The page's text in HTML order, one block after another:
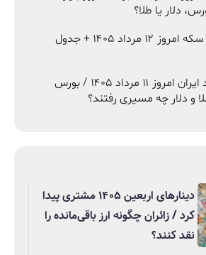
دلار یا طلا؟
قیمت طلا و سکه امروز ۱۲ مرداد ۱۴۰۵ + جدول
نبض اقتصاد ایران امروز ۱۱ مرداد ۱۴۰۵ / بورس
طلا و دلار چه مسیری رفتند؟
دینارهای اربعین ۱۴۰۵ مشتری پیدا
کرد / زائران چگونه ارز باقی‌مانده را
نقد کنند؟